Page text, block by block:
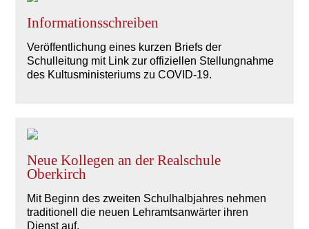
Informationsschreiben
Veröffentlichung eines kurzen Briefs der
Schulleitung mit Link zur offiziellen Stellungnahme
des Kultusministeriums zu COVID-19.
Neue Kollegen an der Realschule
Oberkirch
Mit Beginn des zweiten Schulhalbjahres nehmen
traditionell die neuen Lehramtsanwärter ihren
Dienst auf.